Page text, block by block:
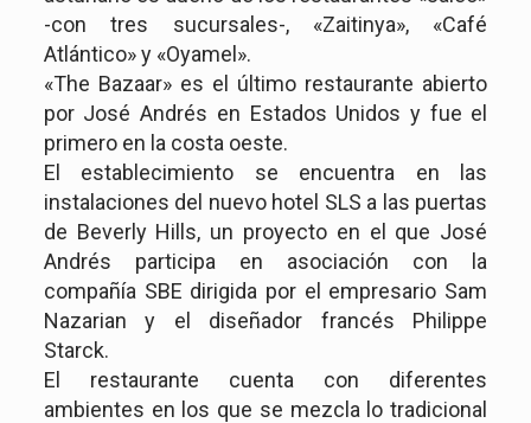
-con tres sucursales-, «Zaitinya», «Café
Atlántico» y «Oyamel».
«The Bazaar» es el último restaurante abierto
por José Andrés en Estados Unidos y fue el
primero en la costa oeste.
El establecimiento se encuentra en las
instalaciones del nuevo hotel SLS a las puertas
de Beverly Hills, un proyecto en el que José
Andrés participa en asociación con la
compañía SBE dirigida por el empresario Sam
Nazarian y el diseñador francés Philippe
Starck.
El restaurante cuenta con diferentes
ambientes en los que se mezcla lo tradicional